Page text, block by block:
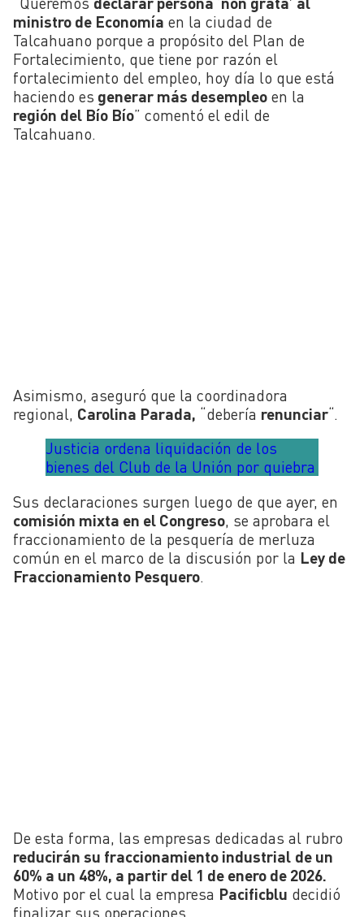
ministro de Economía en la ciudad de
Talcahuano porque a propósito del Plan de
Fortalecimiento, que tiene por razón el
fortalecimiento del empleo, hoy día lo que está
haciendo es generar más desempleo en la
región del Bío Bío” comentó el edil de
Talcahuano.
Asimismo, aseguró que la coordinadora
regional, Carolina Parada, “debería renunciar“.
Justicia ordena liquidación de los
bienes del Club de la Unión por quiebra
Sus declaraciones surgen luego de que ayer, en
comisión mixta en el Congreso, se aprobara el
fraccionamiento de la pesquería de merluza
común en el marco de la discusión por la Ley de
Fraccionamiento Pesquero.
De esta forma, las empresas dedicadas al rubro
reducirán su fraccionamiento industrial de un
60% a un 48%, a partir del 1 de enero de 2026.
Motivo por el cual la empresa Pacificblu decidió
finalizar sus operaciones.